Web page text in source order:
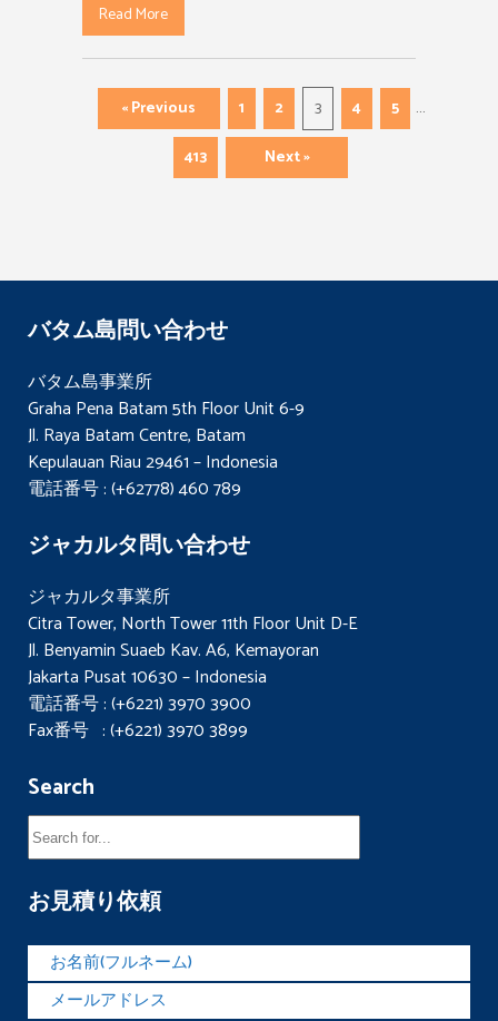
Read More
« Previous 1 2 3 4 5 …
413 Next »
バタム島問い合わせ
バタム島事業所
Graha Pena Batam 5th Floor Unit 6-9
Jl. Raya Batam Centre, Batam
Kepulauan Riau 29461 – Indonesia
電話番号 : (+62778) 460 789
ジャカルタ問い合わせ
ジャカルタ事業所
Citra Tower, North Tower 11th Floor Unit D-E
Jl. Benyamin Suaeb Kav. A6, Kemayoran
Jakarta Pusat 10630 – Indonesia
電話番号 : (+6221) 3970 3900
Fax番号 : (+6221) 3970 3899
Search
お見積り依頼